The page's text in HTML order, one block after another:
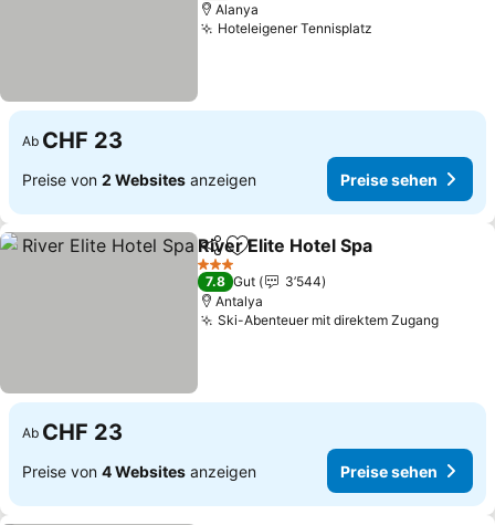
Alanya
Hoteleigener Tennisplatz
Ab CHF 23
Preise von 2 Websites anzeigen Preise sehen
TeilenZu Favoriten hinzufügen
River Elite Hotel Spa
3 Sterne
7.8 Gut
3’544
Antalya
Ski-Abenteuer mit direktem Zugang
Ab CHF 23
Preise von 4 Websites anzeigen Preise sehen